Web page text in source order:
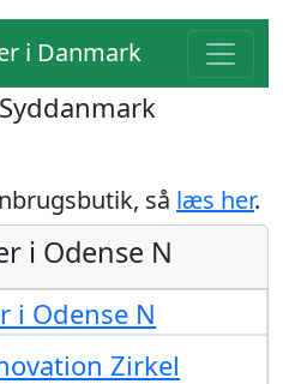
i Danmark
så læs her.
i Odense N
Zirkel